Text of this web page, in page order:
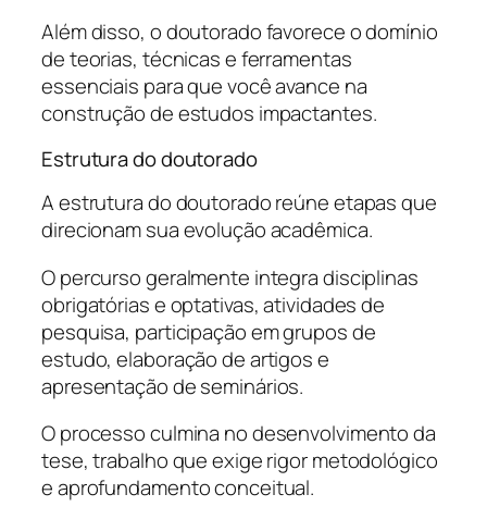
Além disso, o doutorado favorece o domínio
de teorias, técnicas e ferramentas
essenciais para que você avance na
construção de estudos impactantes.
Estrutura do doutorado
A estrutura do doutorado reúne etapas que
direcionam sua evolução acadêmica.
O percurso geralmente integra disciplinas
obrigatórias e optativas, atividades de
pesquisa, participação em grupos de
estudo, elaboração de artigos e
apresentação de seminários.
O processo culmina no desenvolvimento da
tese, trabalho que exige rigor metodológico
e aprofundamento conceitual.